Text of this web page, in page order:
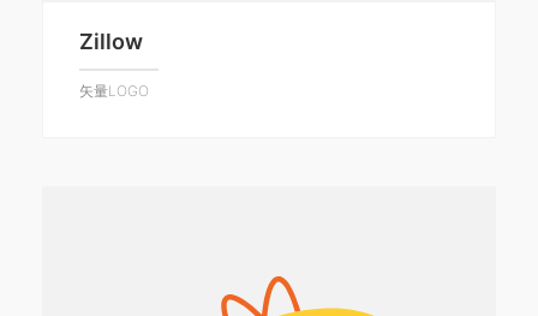
Zillow
矢量LOGO